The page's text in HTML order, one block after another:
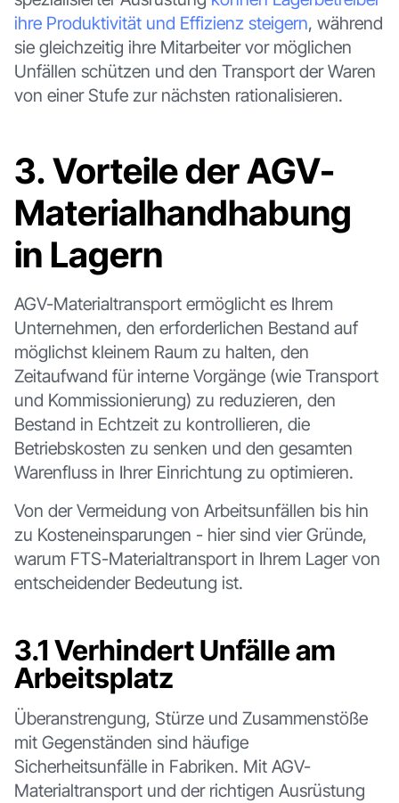
ihre Produktivität und Effizienz steigern, während
sie gleichzeitig ihre Mitarbeiter vor möglichen
Unfällen schützen und den Transport der Waren
von einer Stufe zur nächsten rationalisieren.
3. Vorteile der AGV-
Materialhandhabung
in Lagern
AGV-Materialtransport ermöglicht es Ihrem
Unternehmen, den erforderlichen Bestand auf
möglichst kleinem Raum zu halten, den
Zeitaufwand für interne Vorgänge (wie Transport
und Kommissionierung) zu reduzieren, den
Bestand in Echtzeit zu kontrollieren, die
Betriebskosten zu senken und den gesamten
Warenfluss in Ihrer Einrichtung zu optimieren.
Von der Vermeidung von Arbeitsunfällen bis hin
zu Kosteneinsparungen - hier sind vier Gründe,
warum FTS-Materialtransport in Ihrem Lager von
entscheidender Bedeutung ist.
3.1 Verhindert Unfälle am
Arbeitsplatz
Überanstrengung, Stürze und Zusammenstöße
mit Gegenständen sind häufige
Sicherheitsunfälle in Fabriken. Mit AGV-
Materialtransport und der richtigen Ausrüstung